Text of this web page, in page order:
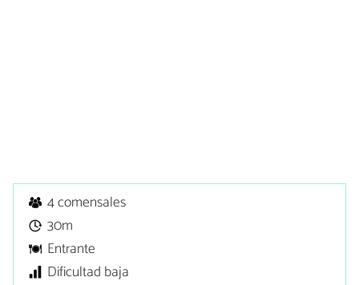
4 comensales
30m
Entrante
Dificultad baja